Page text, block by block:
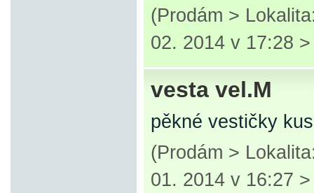
(Prodám >
02. 2014 v 17:28
vesta vel.M
pěkné vestičky
(Prodám >
01. 2014 v 16:27